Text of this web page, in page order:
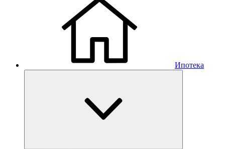
Ипотека